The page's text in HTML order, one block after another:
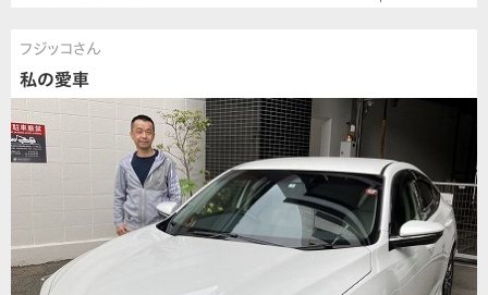
フジッコさん
私の愛車